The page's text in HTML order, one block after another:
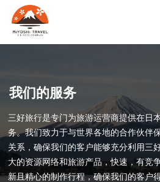
我们的服务
三好旅行是专门为旅游运营商提供在日
务。我们致力于与世界各地的合作伙伴
关系，确保我们的客户能够充分利用三
大的资源网络和旅游产品，快速，有竞
新且精心的制作行程，确保我们的客户